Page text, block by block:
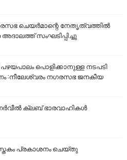
ചെയർമാന്റെ നേതൃത്വത്തിൽ
അദാലത്ത് സംഘടിപ്പിച്ചു
പൊളിക്കാനുള്ള നടപടി
:നീലേശ്വരം നഗരസഭ ജനകീയ
ക്ലബ് ഭാരവാഹികൾ
പ്രകാശനം ചെയ്തു